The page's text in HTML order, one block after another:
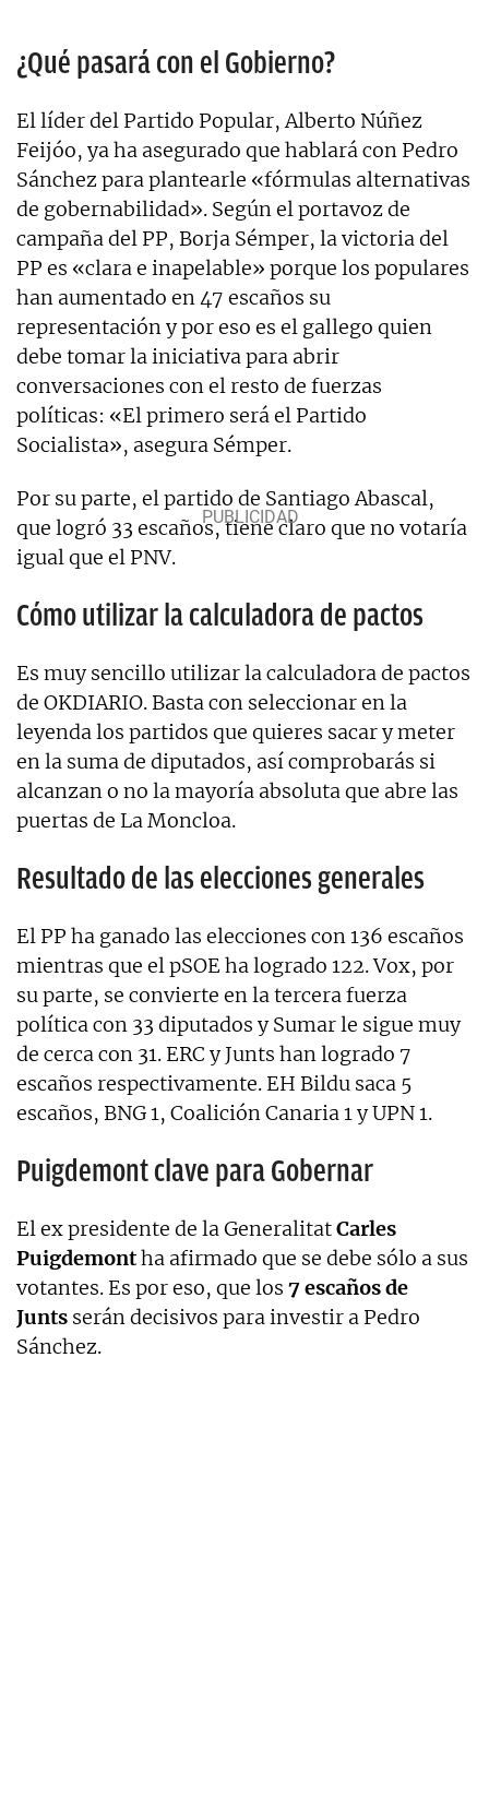
¿Qué pasará con el Gobierno?
El líder del Partido Popular, Alberto Núñez
Feijóo, ya ha asegurado que hablará con Pedro
Sánchez para plantearle «fórmulas alternativas
de gobernabilidad». Según el portavoz de
campaña del PP, Borja Sémper, la victoria del
PP es «clara e inapelable» porque los populares
han aumentado en 47 escaños su
representación y por eso es el gallego quien
debe tomar la iniciativa para abrir
conversaciones con el resto de fuerzas
políticas: «El primero será el Partido
Socialista», asegura Sémper.
Por su parte, el partido de Santiago Abascal,
que logró 33 escaños, tiene claro que no votaría
igual que el PNV.
Cómo utilizar la calculadora de pactos
Es muy sencillo utilizar la calculadora de pactos
de OKDIARIO. Basta con seleccionar en la
leyenda los partidos que quieres sacar y meter
en la suma de diputados, así comprobarás si
alcanzan o no la mayoría absoluta que abre las
puertas de La Moncloa.
Resultado de las elecciones generales
El PP ha ganado las elecciones con 136 escaños
mientras que el pSOE ha logrado 122. Vox, por
su parte, se convierte en la tercera fuerza
política con 33 diputados y Sumar le sigue muy
de cerca con 31. ERC y Junts han logrado 7
escaños respectivamente. EH Bildu saca 5
escaños, BNG 1, Coalición Canaria 1 y UPN 1.
Puigdemont clave para Gobernar
El ex presidente de la GeneralitatCarles
Puigdemontha afirmado que se debe sólo a sus
votantes. Es por eso, que los 7 escaños de
Junts serán decisivos para investir a Pedro
Sánchez.